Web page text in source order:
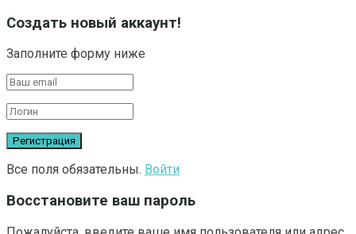
Создать новый аккаунт!
Заполните форму ниже
Все поля обязательны. Войти
Восстановите ваш пароль